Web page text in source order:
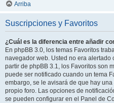
Arriba
Suscripciones y Favoritos
¿Cuál es la diferencia entre añadir
En phpBB 3.0, los temas Favoritos
navegador web. Usted no era alertado
partir de phpBB 3.1, los Favoritos son
puede ser notificado cuando un tema
embargo, se le avisará de que hay
propio foro. Las opciones de
se pueden configurar en el Panel de